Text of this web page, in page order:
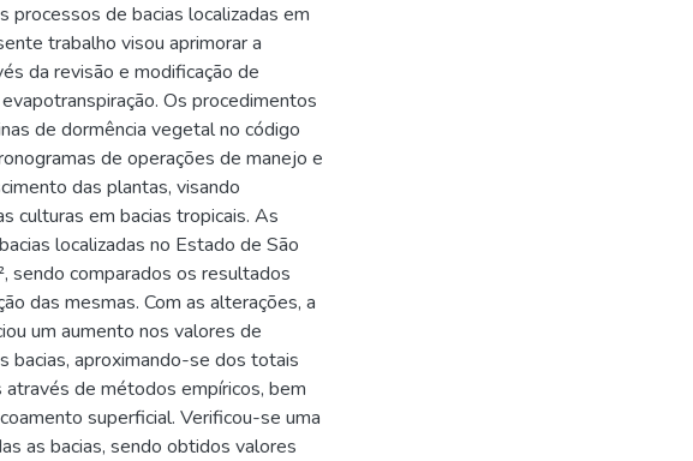
de bacias localizadas em
trabalho visou aprimorar a
da revisão e modificação de
Os procedimentos
de dormência vegetal no código
de operações de manejo e
das plantas, visando
culturas em bacias tropicais. As
localizadas no Estado de São
sendo comparados os resultados
das mesmas. Com as alterações, a
um aumento nos valores de
bacias, aproximando-se dos totais
através de métodos empíricos, bem
superficial. Verificou-se uma
as bacias, sendo obtidos valores